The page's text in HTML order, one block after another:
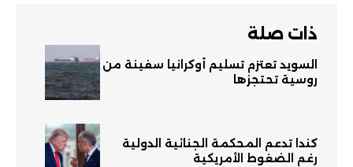
ذات صلة
السويد تعتزم تسليم أوكرانيا سفينة من
روسية تحتجزها
كندا تدعم المحكمة الجنائية الدولية
رغم الضغوط الأمريكية